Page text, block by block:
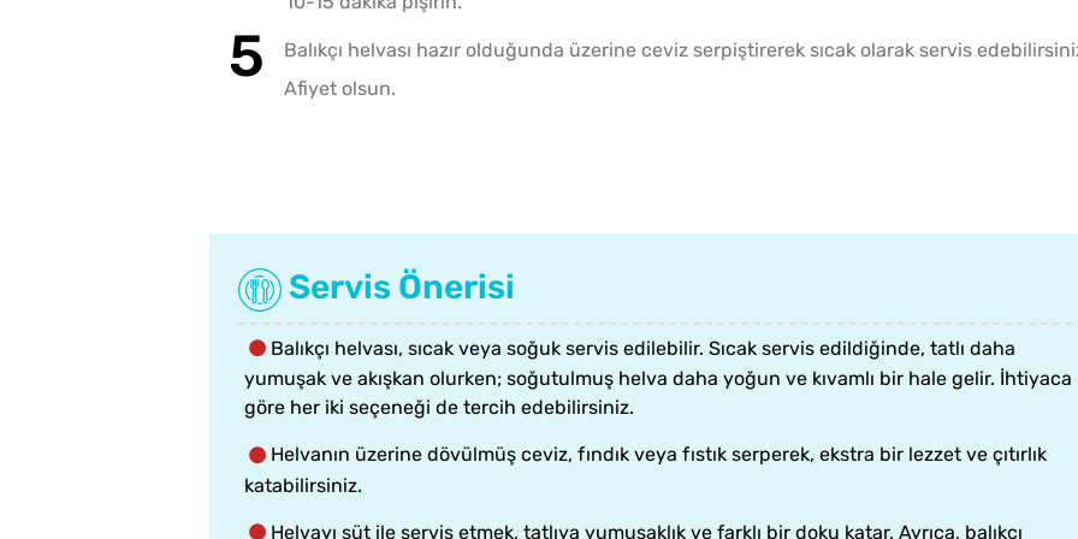
Balıkçı helvası hazır olduğunda üzerine ceviz serpiştirerek sıcak olarak servis
Afiyet olsun.
Servis Önerisi
Balıkçı helvası, sıcak veya soğuk servis edilebilir. Sıcak servis edildiğinde, tatlı daha
yumuşak ve akışkan olurken; soğutulmuş helva daha yoğun ve kıvamlı bir hale gelir. İhtiyaca
göre her iki seçeneği de tercih edebilirsiniz.
Helvanın üzerine dövülmüş ceviz, fındık veya fıstık serperek, ekstra bir lezzet ve çıtırlık
katabilirsiniz.
Helvayı süt ile servis etmek, tatlıya yumuşaklık ve farklı bir doku katar. Ayrıca, balıkçı